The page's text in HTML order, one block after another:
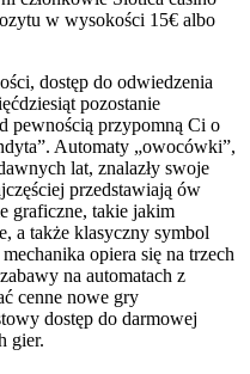
w wysokości 15€ albo
dostęp do odwiedzenia
pozostanie
pewnością przypomną Ci o
Automaty „owocówki”,
lat, znalazły swoje
przedstawiają ów
graficzne, takie jakim
a także klasyczny symbol
opiera się na trzech
na automatach z
cenne nowe gry
dostęp do darmowej
gier.